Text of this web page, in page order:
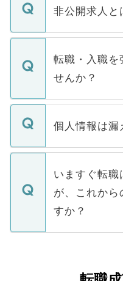
登録内容を確
ます。通常、5
いただきます
非公開求人と
マイナビ
うち約3割は、
けない「非公
下記の理由に
ません。
■応募殺到を避
関を公にしてし
に、医療機関
みを人材紹介
ています。
転職・入職を
せんか？
転職・入職を強
ん。また、仮
定を承諾する必
の辞退の連絡
個人情報は漏
個人情報が漏え
で、ご安心く
などで収集し
ご本人のキャ
支援を目的に
ているすべての
は、個人情報
いますぐ転職
が、これから
すか？
かがいして、